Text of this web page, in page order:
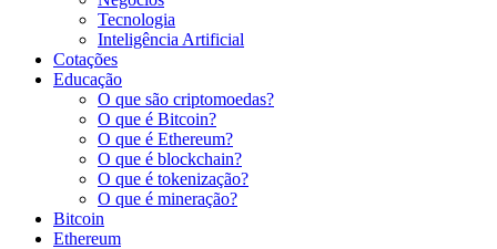
Tecnologia
Inteligência Artificial
Cotações
Educação
O que são criptomoedas?
O que é Bitcoin?
O que é Ethereum?
O que é blockchain?
O que é tokenização?
O que é mineração?
Bitcoin
Ethereum